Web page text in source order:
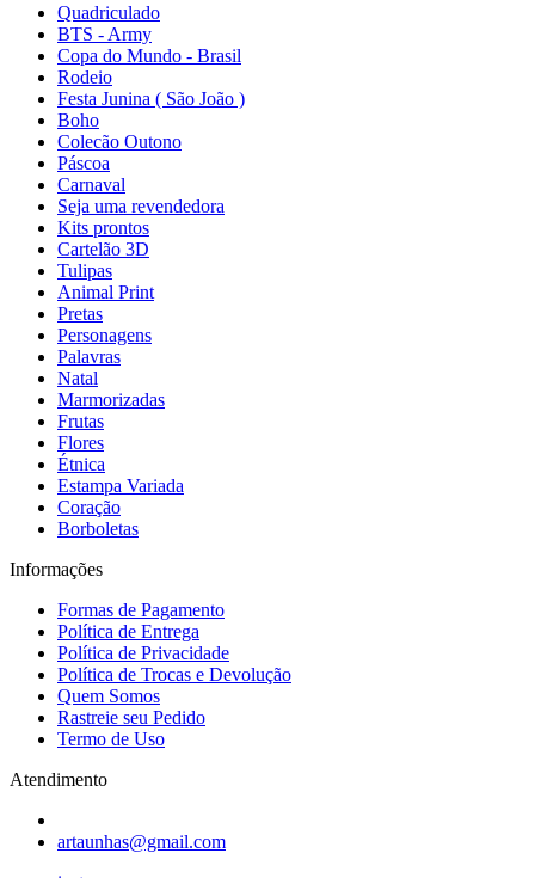
Quadriculado
BTS - Army
Copa do Mundo - Brasil
Rodeio
Festa Junina ( São João )
Boho
Colecão Outono
Páscoa
Carnaval
Seja uma revendedora
Kits prontos
Cartelão 3D
Tulipas
Animal Print
Pretas
Personagens
Palavras
Natal
Marmorizadas
Frutas
Flores
Étnica
Estampa Variada
Coração
Borboletas
Informações
Formas de Pagamento
Política de Entrega
Política de Privacidade
Política de Trocas e Devolução
Quem Somos
Rastreie seu Pedido
Termo de Uso
Atendimento
artaunhas@gmail.com